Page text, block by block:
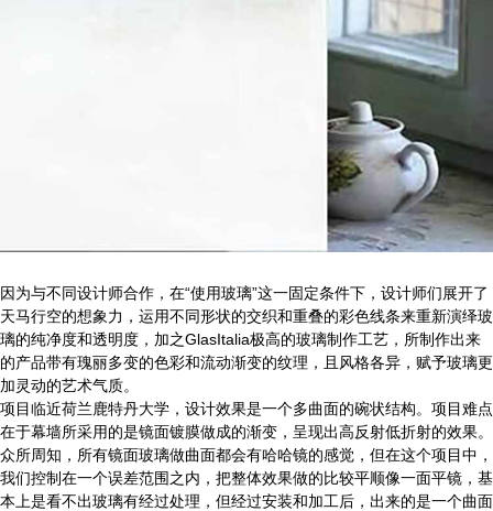
因为与不同设计师合作，在“使用玻璃”这一固定条件下，设计师们展开了
天马行空的想象力，运用不同形状的交织和重叠的彩色线条来重新演绎玻
璃的纯净度和透明度，加之GlasItalia极高的玻璃制作工艺，所制作出来
的产品带有瑰丽多变的色彩和流动渐变的纹理，且风格各异，赋予玻璃更
加灵动的艺术气质。
项目临近荷兰鹿特丹大学，设计效果是一个多曲面的碗状结构。项目难点
在于幕墙所采用的是镜面镀膜做成的渐变，呈现出高反射低折射的效果。
众所周知，所有镜面玻璃做曲面都会有哈哈镜的感觉，但在这个项目中，
我们控制在一个误差范围之内，把整体效果做的比较平顺像一面平镜，基
本上是看不出玻璃有经过处理，但经过安装和加工后，出来的是一个曲面